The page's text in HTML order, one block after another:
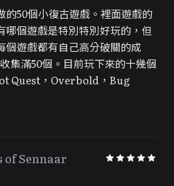
的50個小復古遊戲。裡面遊戲的
哪個遊戲是特別特別好玩的，但
個遊戲都有自己高分破關的成
集滿50個。目前玩下來的十幾個
Quest，Overbold，Bug
of Sennaar